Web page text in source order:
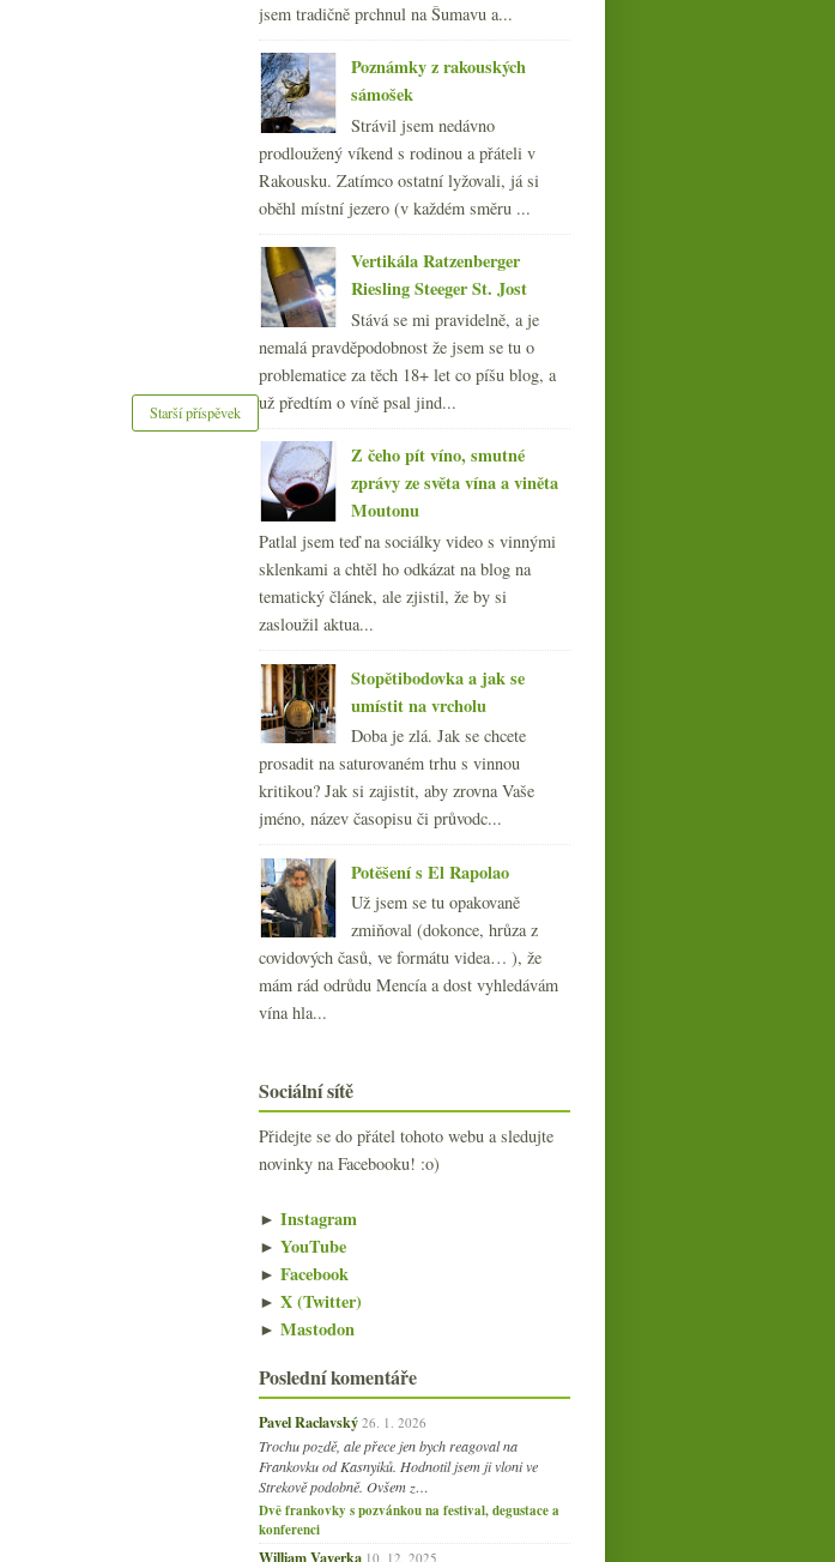
Starší příspěvek
jsem tradičně prchnul na Šumavu a...
Poznámky z rakouských
sámošek
Strávil jsem nedávno
prodloužený víkend s rodinou a přáteli v
Rakousku. Zatímco ostatní lyžovali, já si
oběhl místní jezero (v každém směru ...
Vertikála Ratzenberger
Riesling Steeger St. Jost
Stává se mi pravidelně, a je
nemalá pravděpodobnost že jsem se tu o
problematice za těch 18+ let co píšu blog, a
už předtím o víně psal jind...
Z čeho pít víno, smutné
zprávy ze světa vína a viněta
Moutonu
Patlal jsem teď na sociálky video s vinnými
sklenkami a chtěl ho odkázat na blog na
tematický článek, ale zjistil, že by si
zasloužil aktua...
Stopětibodovka a jak se
umístit na vrcholu
Doba je zlá. Jak se chcete
prosadit na saturovaném trhu s vinnou
kritikou? Jak si zajistit, aby zrovna Vaše
jméno, název časopisu či průvodc...
Potěšení s El Rapolao
Už jsem se tu opakovaně
zmiňoval (dokonce, hrůza z
covidových časů, ve formátu videa… ), že
mám rád odrůdu Mencía a dost vyhledávám
vína hla...
Sociální sítě
Přidejte se do přátel tohoto webu a sledujte
novinky na Facebooku! :o)
► Instagram
► YouTube
► Facebook
► X (Twitter)
► Mastodon
Poslední komentáře
Pavel Raclavský 26. 1. 2026
Trochu pozdě, ale přece jen bych reagoval na
Frankovku od Kasnyiků. Hodnotil jsem ji vloni ve
Strekově podobně. Ovšem z…
Dvě frankovky s pozvánkou na festival, degustace a
konferenci
William Vaverka 10. 12. 2025